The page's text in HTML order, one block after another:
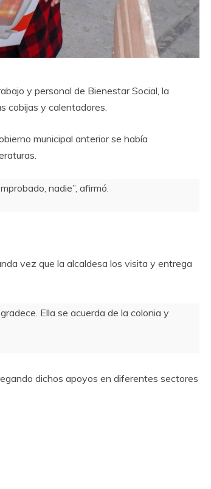
y personal de Bienestar Social, la
cobijas y calentadores.
municipal anterior se había
nadie”, afirmó.
vez que la alcaldesa los visita y entrega
Ella se acuerda de la colonia y
dichos apoyos en diferentes sectores